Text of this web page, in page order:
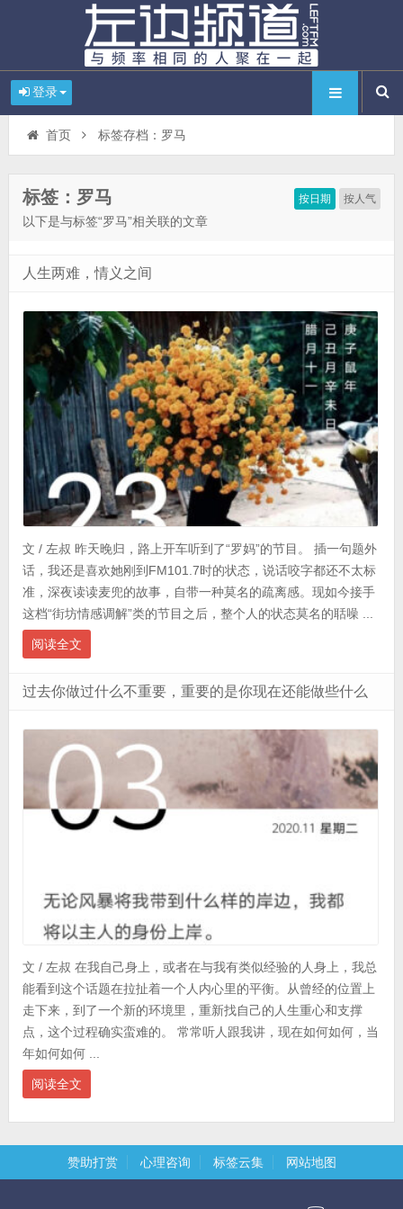
登录
首页 标签存档：罗马
按日期 按人气
标签：罗马
以下是与标签“罗马”相关联的文章
人生两难，情义之间
文 / 左叔 昨天晚归，路上开车听到了“罗妈”的节目。 插一句题外
话，我还是喜欢她刚到FM101.7时的状态，说话咬字都还不太标
准，深夜读读麦兜的故事，自带一种莫名的疏离感。现如今接手
这档“街坊情感调解”类的节目之后，整个人的状态莫名的聒噪 ...
阅读全文
过去你做过什么不重要，重要的是你现在还能做些什么
文 / 左叔 在我自己身上，或者在与我有类似经验的人身上，我总
能看到这个话题在拉扯着一个人内心里的平衡。从曾经的位置上
走下来，到了一个新的环境里，重新找自己的人生重心和支撑
点，这个过程确实蛮难的。 常常听人跟我讲，现在如何如何，当
年如何如何 ...
阅读全文
赞助打赏 心理咨询 标签云集 网站地图